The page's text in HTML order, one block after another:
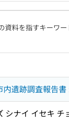
料を指すキーワー
内遺跡調査報告
シナイ イセキ チ